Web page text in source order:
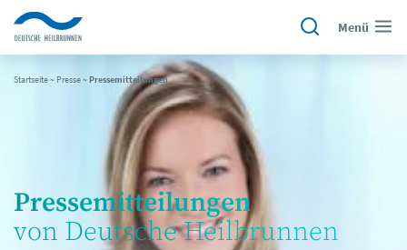
Menü
Startseite~ Presse~Pressemitteilungen
Pressemitteilungen
von Deutsche Heilbrunnen